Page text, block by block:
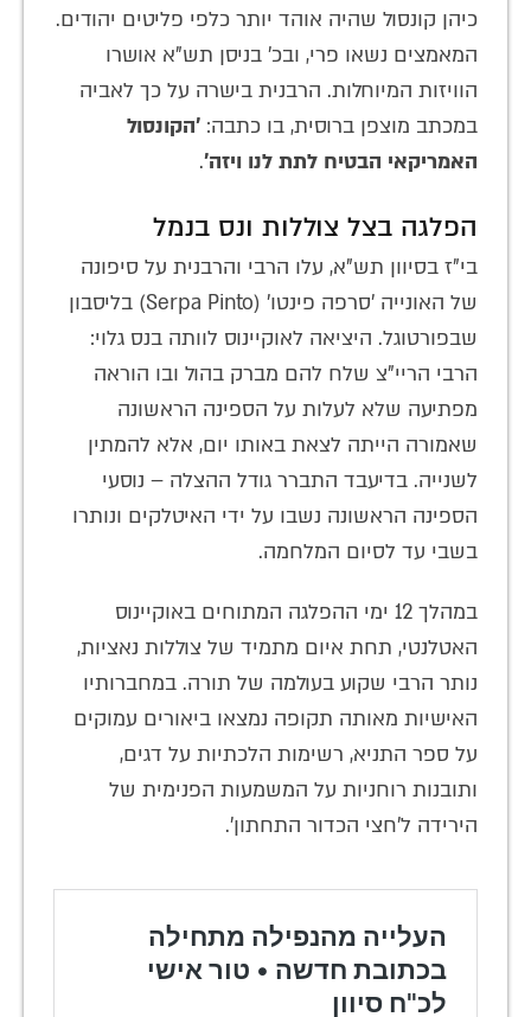
כיהן קונסול שהיה אוהד יותר כלפי פליטים יהודים.
המאמצים נשאו פרי, ובכ' בניסן תש"א אושרו
הוויזות המיוחלות. הרבנית בישרה על כך לאביה
במכתב מוצפן ברוסית, בו כתבה: 'הקונסול
האמריקאי הבטיח לתת לנו ויזה'.
הפלגה בצל צוללות ונס בנמל
בי"ז בסיוון תש"א, עלו הרבי והרבנית על סיפונה
של האונייה 'סרפה פינטו' (Serpa Pinto) בליסבון
שבפורטוגל. היציאה לאוקיינוס לוותה בנס גלוי:
הרבי הריי"צ שלח להם מברק בהול ובו הוראה
מפתיעה שלא לעלות על הספינה הראשונה
שאמורה הייתה לצאת באותו יום, אלא להמתין
לשנייה. בדיעבד התברר גודל ההצלה – נוסעי
הספינה הראשונה נשבו על ידי האיטלקים ונותרו
בשבי עד לסיום המלחמה.
במהלך 12 ימי ההפלגה המתוחים באוקיינוס
האטלנטי, תחת איום מתמיד של צוללות נאציות,
נותר הרבי שקוע בעולמה של תורה. במחברותיו
האישיות מאותה תקופה נמצאו ביאורים עמוקים
על ספר התניא, רשימות הלכתיות על דגים,
ותובנות רוחניות על המשמעות הפנימית של
הירידה ל'חצי הכדור התחתון'.